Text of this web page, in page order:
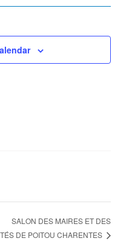
SALON DES MAIRES ET DES
DE POITOU CHARENTES